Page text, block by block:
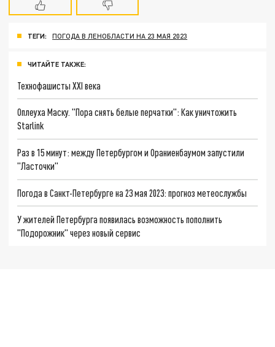
ТЕГИ: ПОГОДА В ЛЕНОБЛАСТИ НА 23 МАЯ 2023
ЧИТАЙТЕ ТАКЖЕ:
Технофашисты XXI века
Оплеуха Маску. "Пора снять белые перчатки": Как уничтожить
Starlink
Раз в 15 минут: между Петербургом и Ораниенбаумом запустили
"Ласточки"
Погода в Санкт-Петербурге на 23 мая 2023: прогноз метеослужбы
У жителей Петербурга появилась возможность пополнить
"Подорожник" через новый сервис